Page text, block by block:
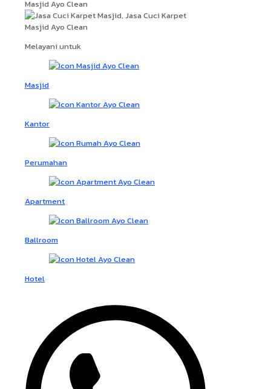
Melayani untuk
Masjid
Kantor
Perumahan
Apartment
Ballroom
Hotel